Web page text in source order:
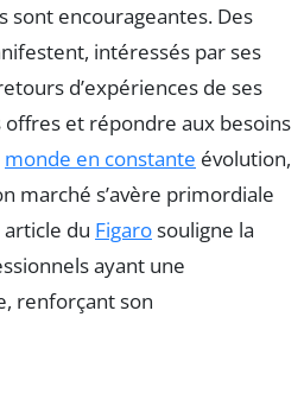
sont encourageantes. Des
intéressés par ses
d’expériences de ses
et répondre aux besoins
monde en constante évolution,
marché s’avère primordiale
du Figarosouligne la
ayant une
renforçant son